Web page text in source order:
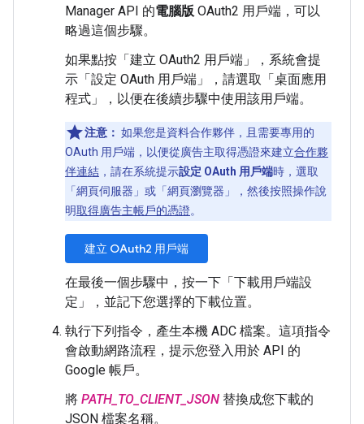
Manager API 的電腦版 OAuth2 用戶端，可以
略過這個步驟。
如果點按「建立 OAuth2 用戶端」
，系統會提
示「設定 OAuth 用戶端」
，請選取「桌面應用
程式」
，以便在後續步驟中使用該用戶端。
注意： 如果您是資料合作夥伴，且需要專用的
OAuth 用戶端，以便從廣告主取得憑證來建立合作夥
伴連結 ，請在系統提示設定 OAuth 用戶端時，選取
「網頁伺服器」 或「網頁瀏覽器」
，然後按照操作說
明取得廣告主帳戶的憑證。
建立 OAuth2 用戶端
在最後一個步驟中，按一下「下載用戶端設
定」
，並記下您選擇的下載位置。
執行下列指令，產生本機 ADC 檔案。這項指令
會啟動網路流程，提示您登入用於 API 的
Google 帳戶。
將 PATH_TO_CLIENT_JSON 替換成您下載的
JSON 檔案名稱。